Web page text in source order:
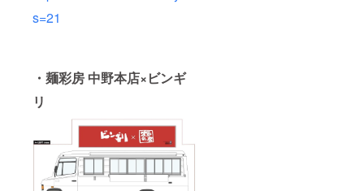
s=21
・麺彩房 中野本店×ビンギ
リ